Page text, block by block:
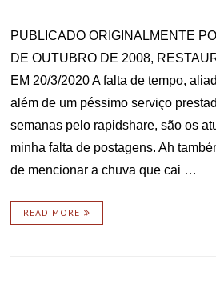
PUBLICADO ORIGINALMENTE
DE OUTUBRO DE 2008,
EM 20/3/2020 A falta de tempo,
além de um péssimo serviço
semanas pelo rapidshare, são os
minha falta de postagens. Ah
de mencionar a chuva que cai …
READ MORE